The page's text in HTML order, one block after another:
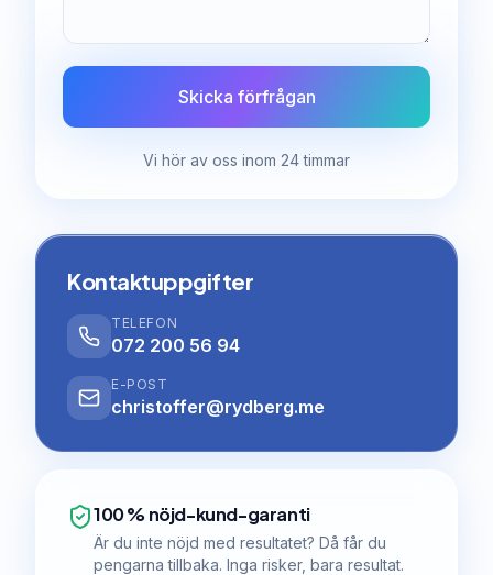
Skicka förfrågan
Vi hör av oss inom 24 timmar
Kontaktuppgifter
TELEFON
072 200 56 94
E-POST
christoffer@rydberg.me
100 % nöjd-kund-garanti
Är du inte nöjd med resultatet? Då får du
pengarna tillbaka. Inga risker, bara resultat.